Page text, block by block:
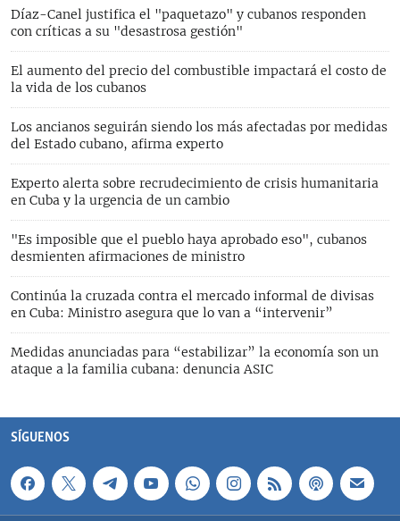
Díaz-Canel justifica el "paquetazo" y cubanos responden
con críticas a su "desastrosa gestión"
El aumento del precio del combustible impactará el costo de
la vida de los cubanos
Los ancianos seguirán siendo los más afectadas por medidas
del Estado cubano, afirma experto
Experto alerta sobre recrudecimiento de crisis humanitaria
en Cuba y la urgencia de un cambio
"Es imposible que el pueblo haya aprobado eso", cubanos
desmienten afirmaciones de ministro
Continúa la cruzada contra el mercado informal de divisas
en Cuba: Ministro asegura que lo van a “intervenir”
Medidas anunciadas para “estabilizar” la economía son un
ataque a la familia cubana: denuncia ASIC
SÍGUENOS